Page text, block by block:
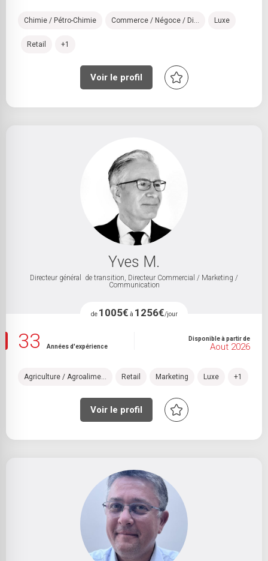
Chimie / Pétro-Chimie Commerce / Négoce / Di... Luxe
Retail +1
Voir le profil
Yves M.
Directeur général de transition, Directeur Commercial / Marketing /
Communication
de 1005€ à 1256€/jour
33 Années d'expérience
Disponible à partir de
Aout 2026
Agriculture / Agroalime... Retail Marketing Luxe +1
Voir le profil